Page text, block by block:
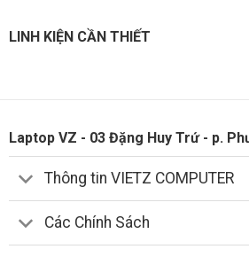
LINH KIỆN CẦN THIẾT
Laptop VZ - 03 Đặng Huy Trứ - p.
Thông tin VIETZ COMPUTER
Các Chính Sách